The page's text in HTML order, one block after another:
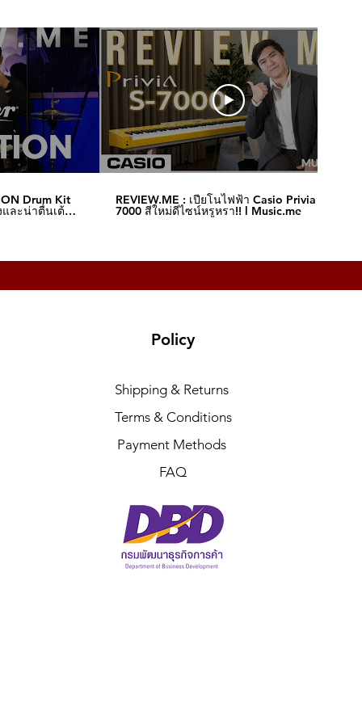
Drum Kit
ละน่าตื่นเต้น‼️
REVIEW.ME : เปียโนไฟฟ้า Casio Privia S-
7000 สีใหม่ดีไซน์หรูหรา!! l Music.me
Policy
Shipping & Returns
Terms & Conditions
Payment Methods
FAQ